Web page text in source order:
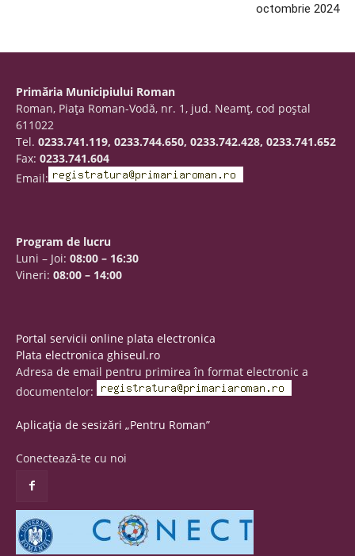
octombrie 2024
Primăria Municipiului Roman
Roman, Piaţa Roman-Vodă, nr. 1, jud. Neamţ, cod poştal
611022
Tel. 0233.741.119, 0233.744.650, 0233.742.428, 0233.741.652
Fax: 0233.741.604
Email:
Program de lucru
Luni – Joi: 08:00 – 16:30
Vineri: 08:00 – 14:00
Portal servicii online plata electronica
Plata electronica ghiseul.ro
Adresa de email pentru primirea în format electronic a
documentelor:
Aplicația de sesizări „Pentru Roman”
Conectează-te cu noi